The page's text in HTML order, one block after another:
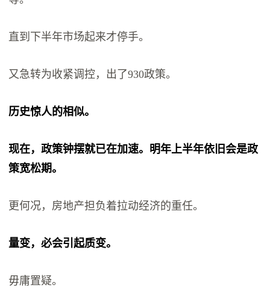
直到下半年市场起来才停手。
又急转为收紧调控，出了930政策。
历史惊人的相似。
现在，政策钟摆就已在加速。明年上半年依旧会是政
策宽松期。
更何况，房地产担负着拉动经济的重任。
量变，必会引起质变。
毋庸置疑。